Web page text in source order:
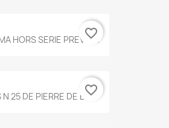
HORS SERIE PREVERT
favorite_border
N 25 DE PIERRE DE BOIS
favorite_border